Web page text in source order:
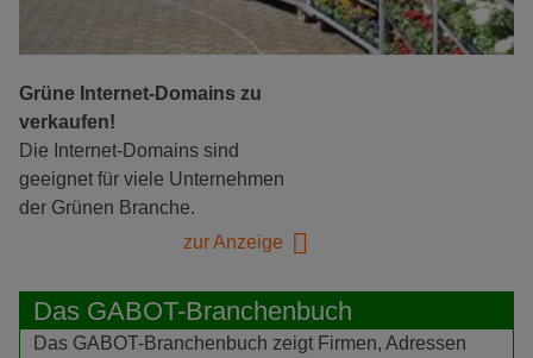
Grüne Internet-Domains zu
verkaufen!
Die Internet-Domains sind
geeignet für viele Unternehmen
der Grünen Branche.
zur Anzeige
Das GABOT-Branchenbuch
Das GABOT-Branchenbuch zeigt Firmen, Adressen